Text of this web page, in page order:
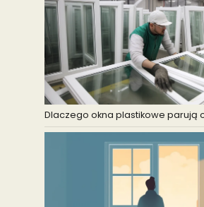
Dlaczego okna plastikowe parują